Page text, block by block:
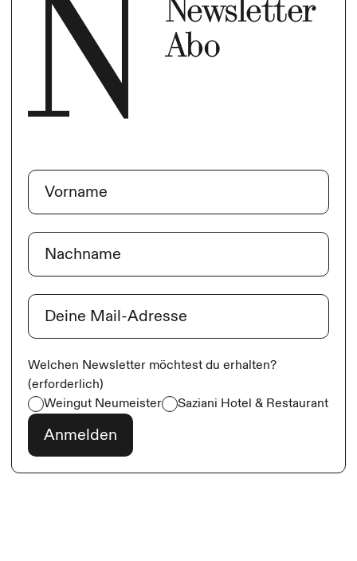
Newsletter
Abo
Name
E-Mail
Welchen Newsletter möchtest du erhalten?
(erforderlich)
Weingut Neumeister
Saziani Hotel & Restaurant